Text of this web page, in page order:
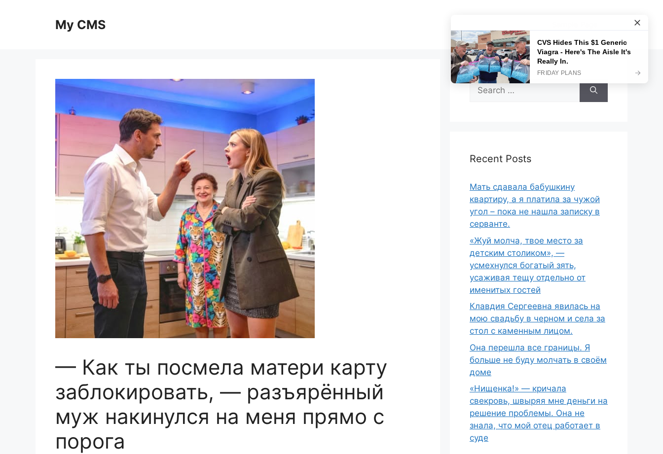
My CMS
— Как ты посмела матери карту
заблокировать, — разъярённый
муж накинулся на меня прямо с
порога
Search
for:
Recent Posts
Мать сдавала бабушкину
квартиру, а я платила за чужой
угол – пока не нашла записку в
серванте.
«Жуй молча, твое место за
детским столиком», —
усмехнулся богатый зять,
усаживая тещу отдельно от
именитых гостей
Клавдия Сергеевна явилась на
мою свадьбу в черном и села за
стол с каменным лицом.
Она перешла все границы. Я
больше не буду молчать в своём
доме
«Нищенка!» — кричала
свекровь, швыряя мне деньги на
решение проблемы. Она не
знала, что мой отец работает в
суде